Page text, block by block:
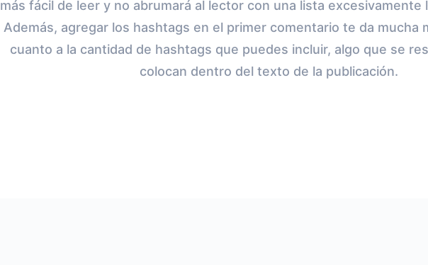
más fácil de leer y no abrumará al lector con una lista excesivamente
Además, agregar los hashtags en el primer comentario te da mucha
cuanto a la cantidad de hashtags que puedes incluir, algo que se
colocan dentro del texto de la publicación.